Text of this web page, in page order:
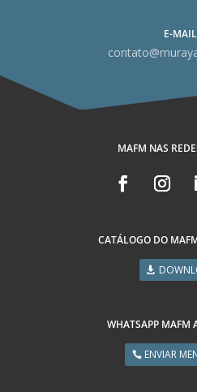
E-
MAFM NAS
CATÁLOGO DO
WHATSAPP MAFM
ENVIAR